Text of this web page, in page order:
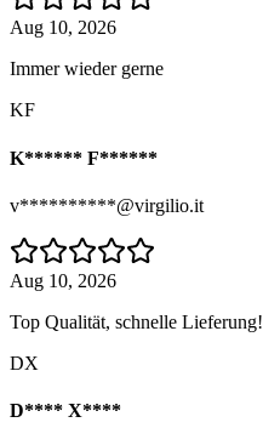
Aug 10, 2026
Immer wieder gerne
KF
K****** F******
v**********@virgilio.it
Aug 10, 2026
Top Qualität, schnelle Lieferung!
DX
D**** X****